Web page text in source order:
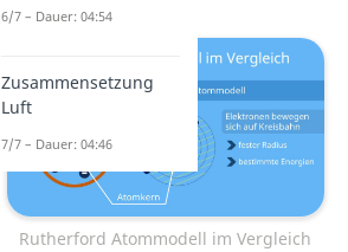
Rutherford Atommodell im Vergleich
6/7 – Dauer: 04:54
Zusammensetzung
Luft
7/7 – Dauer: 04:46